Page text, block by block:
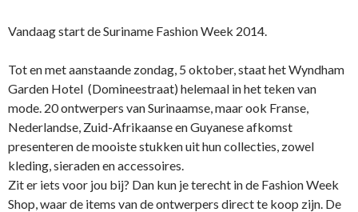
Vandaag start de Suriname Fashion Week 2014.
Tot en met aanstaande zondag, 5 oktober, staat het Wyndham
Garden Hotel (Domineestraat) helemaal in het teken van
mode. 20 ontwerpers van Surinaamse, maar ook Franse,
Nederlandse, Zuid-Afrikaanse en Guyanese afkomst
presenteren de mooiste stukken uit hun collecties, zowel
kleding, sieraden en accessoires.
Zit er iets voor jou bij? Dan kun je terecht in de Fashion Week
Shop, waar de items van de ontwerpers direct te koop zijn. De